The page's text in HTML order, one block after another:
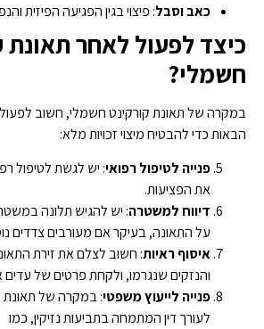
כאב וסבל: פיצוי בגין הפגיעה הפיזית
כיצד לפעול לאחר תאונת
חשמלי?
במקרה של תאונת קורקינט חשמלי, חשוב
הבאות כדי להבטיח מיצוי זכויות מלא:
פנייה לטיפול רפואי: יש לגשת לטיפול
את הפציעות.
דיווח למשטרה: יש להגיש תלונה
על התאונה, בעיקר אם מעורבים צדדים
איסוף ראיות: חשוב לצלם את זירת
והנזקים שנגרמו, ולקחת פרטים של עדים
פנייה לייעוץ משפטי: במקרה של תאונת
לעורך דין המתמחה בתביעות נזיקין, כמו